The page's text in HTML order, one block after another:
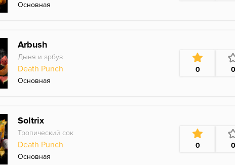
Основная
Arbush
Дыня и арбуз
Death Punch
Основная
0 0
Soltrix
Тропический сок
Death Punch
Основная
0 0